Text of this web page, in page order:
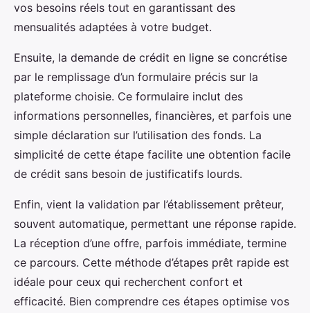
vos besoins réels tout en garantissant des
mensualités adaptées à votre budget.
Ensuite, la demande de crédit en ligne se concrétise
par le remplissage d’un formulaire précis sur la
plateforme choisie. Ce formulaire inclut des
informations personnelles, financières, et parfois une
simple déclaration sur l’utilisation des fonds. La
simplicité de cette étape facilite une obtention facile
de crédit sans besoin de justificatifs lourds.
Enfin, vient la validation par l’établissement prêteur,
souvent automatique, permettant une réponse rapide.
La réception d’une offre, parfois immédiate, termine
ce parcours. Cette méthode d’étapes prêt rapide est
idéale pour ceux qui recherchent confort et
efficacité. Bien comprendre ces étapes optimise vos